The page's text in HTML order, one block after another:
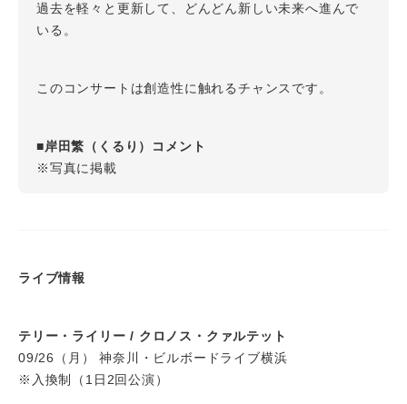
過去を軽々と更新して、どんどん新しい未来へ進んで
いる。
このコンサートは創造性に触れるチャンスです。
■岸田繁（くるり）コメント
※写真に掲載
ライブ情報
テリー・ライリー / クロノス・クァルテット
09/26（月） 神奈川・ビルボードライブ横浜
※入換制（1日2回公演）